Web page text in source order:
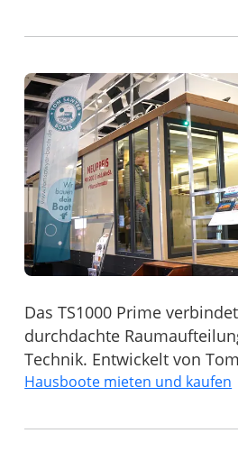
Das TS1000 Prime
durchdachte
Technik. Entwickelt von
Hausboote mieten und kaufen